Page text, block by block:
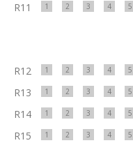
R11 1 2 3 4 5
R12 1 2 3 4 5
R13 1 2 3 4 5
R14 1 2 3 4 5
R15 1 2 3 4 5